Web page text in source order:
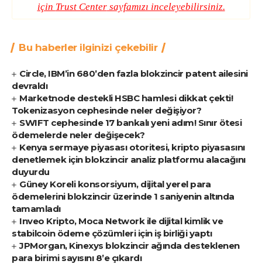
için Trust Centersayfamızı inceleyebilirsiniz.
Bu haberler ilginizi çekebilir
Circle, IBM’in 680’den fazla blokzincir patent ailesini
devraldı
Marketnode destekli HSBC hamlesi dikkat çekti!
Tokenizasyon cephesinde neler değişiyor?
SWIFT cephesinde 17 bankalı yeni adım! Sınır ötesi
ödemelerde neler değişecek?
Kenya sermaye piyasası otoritesi, kripto piyasasını
denetlemek için blokzincir analiz platformu alacağını
duyurdu
Güney Koreli konsorsiyum, dijital yerel para
ödemelerini blokzincir üzerinde 1 saniyenin altında
tamamladı
Inveo Kripto, Moca Network ile dijital kimlik ve
stabilcoin ödeme çözümleri için iş birliği yaptı
JPMorgan, Kinexys blokzincir ağında desteklenen
para birimi sayısını 8’e çıkardı